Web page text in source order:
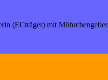
(ECträger) mit Möhrchengeber